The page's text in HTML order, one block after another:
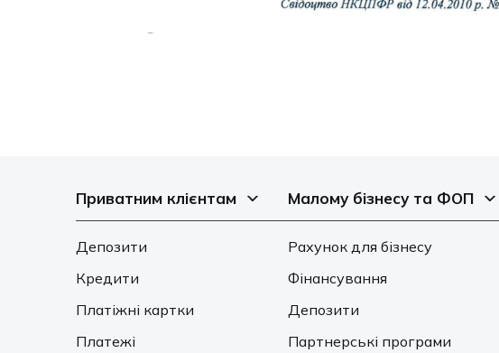
Приватним клієнтам
Депозити
Кредити
Платіжні картки
Платежі
Малому бізнесу та ФОП
Рахунок для бізнесу
Фінансування
Депозити
Партнерські програми